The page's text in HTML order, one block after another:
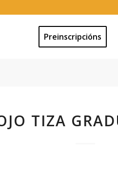
Preinscripcións
TIZA